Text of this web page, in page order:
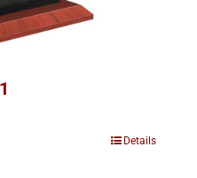
Details